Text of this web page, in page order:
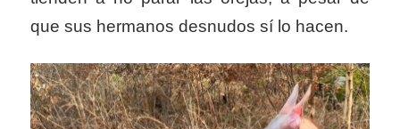
que sus hermanos desnudos sí lo hacen.